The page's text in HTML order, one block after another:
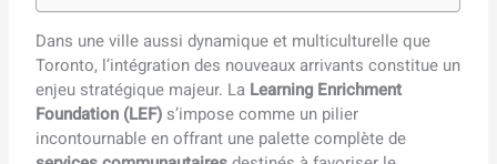
Dans une ville aussi dynamique et multiculturelle que
Toronto, l’intégration des nouveaux arrivants constitue un
enjeu stratégique majeur. La Learning Enrichment
Foundation (LEF) s’impose comme un pilier
incontournable en offrant une palette complète de